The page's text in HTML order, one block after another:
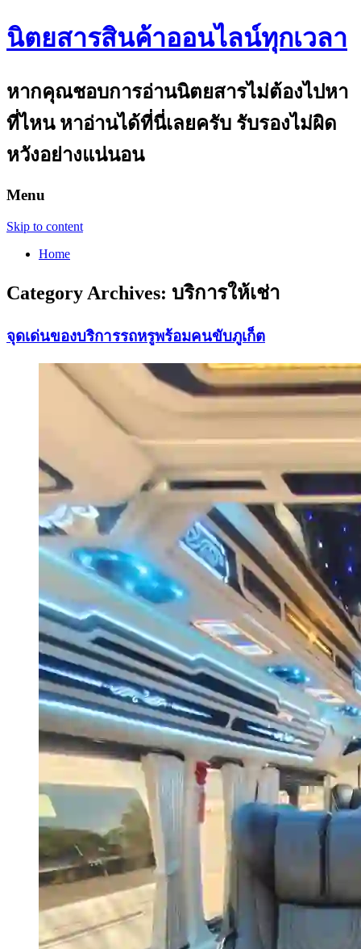
นิตยสารสินค้าออนไลน์ทุกเวลา
หากคุณชอบการอ่านนิตยสารไม่ต้องไปหา
ที่ไหน หาอ่านได้ที่นี่เลยครับ รับรองไม่ผิด
หวังอย่างแน่นอน
Menu
Skip to content
Home
Category Archives: บริการให้เช่า
จุดเด่นของบริการรถหรูพร้อมคนขับภูเก็ต